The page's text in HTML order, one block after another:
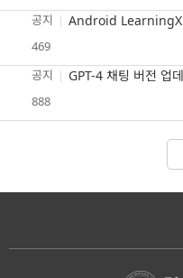
공지
469
공지
888